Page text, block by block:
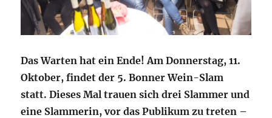
Das Warten hat ein Ende! Am Donnerstag, 11.
Oktober, findet der 5. Bonner Wein-Slam
statt. Dieses Mal trauen sich drei Slammer und
eine Slammerin, vor das Publikum zu treten –